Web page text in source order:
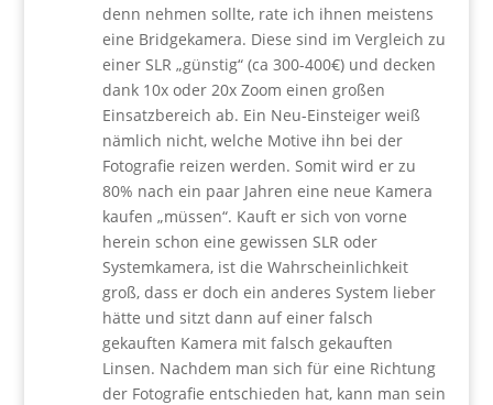
denn nehmen sollte, rate ich ihnen meistens
eine Bridgekamera. Diese sind im Vergleich zu
einer SLR „günstig“ (ca 300-400€) und decken
dank 10x oder 20x Zoom einen großen
Einsatzbereich ab. Ein Neu-Einsteiger weiß
nämlich nicht, welche Motive ihn bei der
Fotografie reizen werden. Somit wird er zu
80% nach ein paar Jahren eine neue Kamera
kaufen „müssen“. Kauft er sich von vorne
herein schon eine gewissen SLR oder
Systemkamera, ist die Wahrscheinlichkeit
groß, dass er doch ein anderes System lieber
hätte und sitzt dann auf einer falsch
gekauften Kamera mit falsch gekauften
Linsen. Nachdem man sich für eine Richtung
der Fotografie entschieden hat, kann man sein